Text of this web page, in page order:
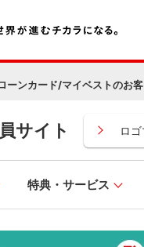
ーンカード/マイベストのお
サイト ロ
特典・サービス